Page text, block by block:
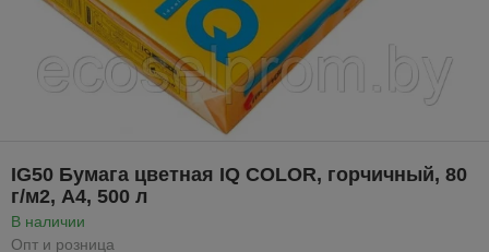
IG50 Бумага цветная IQ COLOR, горчичный, 80
г/м2, А4, 500 л
В наличии
Опт и розница